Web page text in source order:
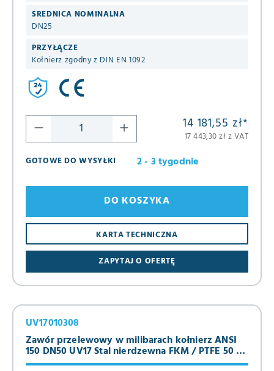
ŚREDNICA NOMINALNA
DN25
PRZYŁĄCZE
Kołnierz zgodny z DIN EN 1092
14 181,55 zł*
17 443,30 zł z VAT
GOTOWE DO WYSYŁKI
2 - 3 tygodnie
ZAPYTAJ O OFERTĘ
KARTA TECHNICZNA
DO KOSZYKA
Zawór przelewowy w milibarach kołnierz ANSI
150 DN50 UV17 Stal nierdzewna FKM / PTFE 50 -
500 mbar
UV17010308